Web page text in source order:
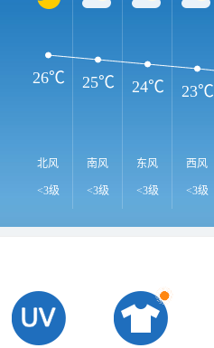
北风
<3级
南风
<3级
东风
<3级
西风
<3级
26℃ 25℃ 24℃ 23℃